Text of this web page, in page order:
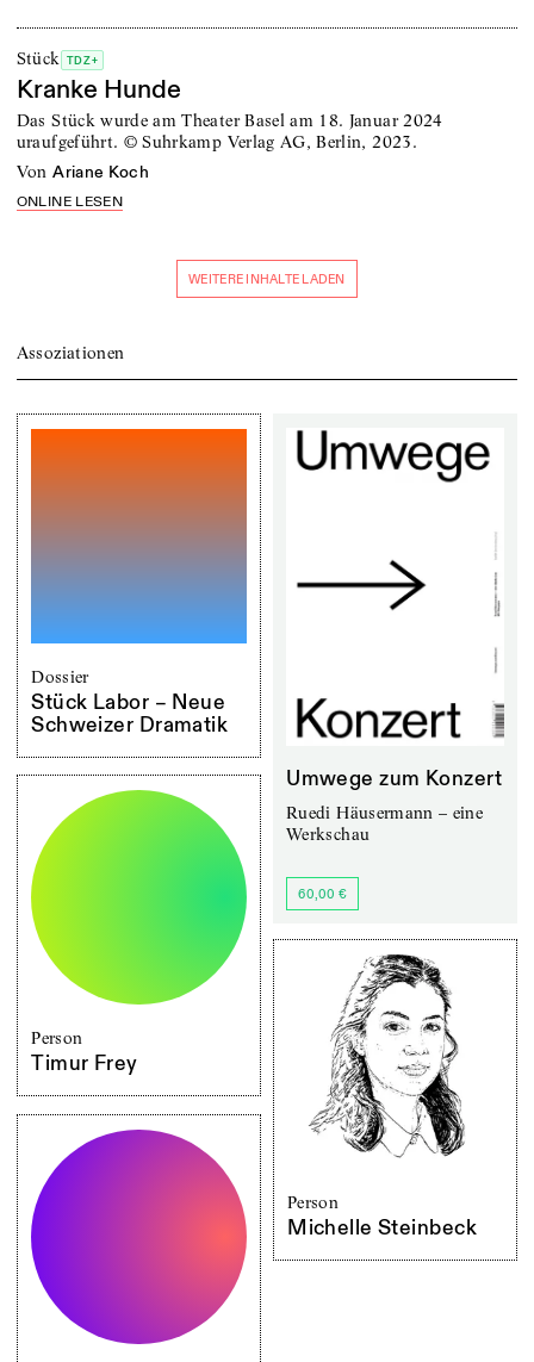
Stück TDZ+
Kranke Hunde
Das Stück wurde am Theater Basel am 18. Januar 2024
uraufgeführt. © Suhrkamp Verlag AG, Berlin, 2023.
von Ariane Koch
ONLINE LESEN
WEITERE INHALTE LADEN
Assoziationen
Dossier
Stück Labor – Neue
Schweizer Dramatik
Umwege zum Konzert
Ruedi Häusermann – eine
Werkschau
60,00 €
Person
Timur Frey
Person
Michelle Steinbeck